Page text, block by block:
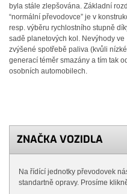
byla stále zlepšována. Základní
“normální převodovce” je v
resp. výběru rychlostního stupně
sadě planetových kol. Nevýhody ve
zvýšené spotřebě paliva (kvůli
generací téměr smazány a tím tak
osobních automobilech.
ZNAČKA VOZIDLA
Na řídící jednotky převodovek
standartně opravy. Prosíme